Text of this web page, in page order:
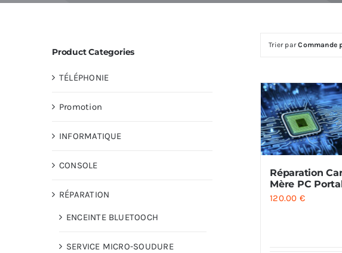
Trier parCommande
Réparation
Mère PC
120.00 €
Product Categories
TÉLÉPHONIE
Promotion
INFORMATIQUE
CONSOLE
RÉPARATION
ENCEINTE BLUETOOCH
SERVICE MICRO-SOUDURE